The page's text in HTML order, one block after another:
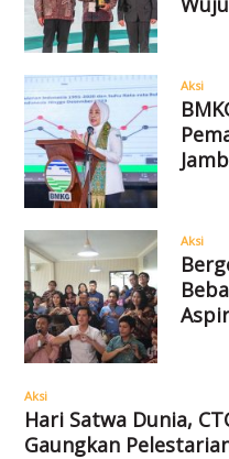
Aksi
Aksi
Aksi
Hari Satwa Dunia,
Gaungkan